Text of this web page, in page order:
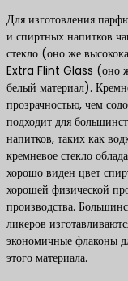
Для изготовления
и спиртных напитков
стекло (оно же
Extra Flint Glass (оно
белый материал).
прозрачностью, чем
подходит для
напитков, таких как
кремневое стекло
хорошо виден цвет
хорошей физической
производства.
ликеров
экономичные флаконы
этого материала.